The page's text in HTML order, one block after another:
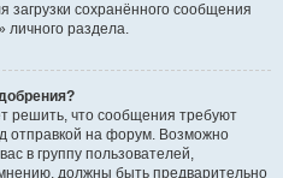
загрузки сохранённого сообщения
личного раздела.
решить, что сообщения требуют
отправкой на форум. Возможно
в группу пользователей,
должны быть предварительно